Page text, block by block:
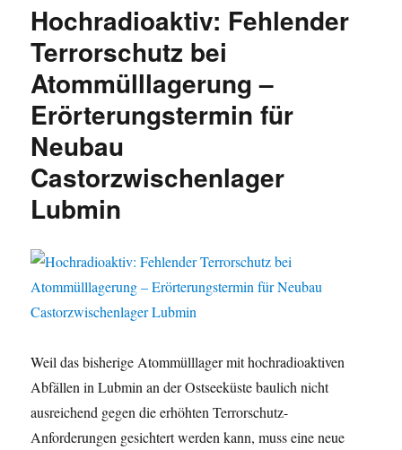
Hochradioaktiv: Fehlender
Terrorschutz bei
Atommülllagerung –
Erörterungstermin für
Neubau
Castorzwischenlager
Lubmin
Weil das bisherige Atommülllager mit hochradioaktiven
Abfällen in Lubmin an der Ostseeküste baulich nicht
ausreichend gegen die erhöhten Terrorschutz-
Anforderungen gesichtert werden kann, muss eine neue